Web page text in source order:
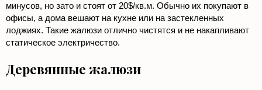
минусов, но зато и стоят от 20$/кв.м. Обычно их покупают в
офисы, а дома вешают на кухне или на застекленных
лоджиях. Такие жалюзи отлично чистятся и не накапливают
статическое электричество.
Деревянные жалюзи